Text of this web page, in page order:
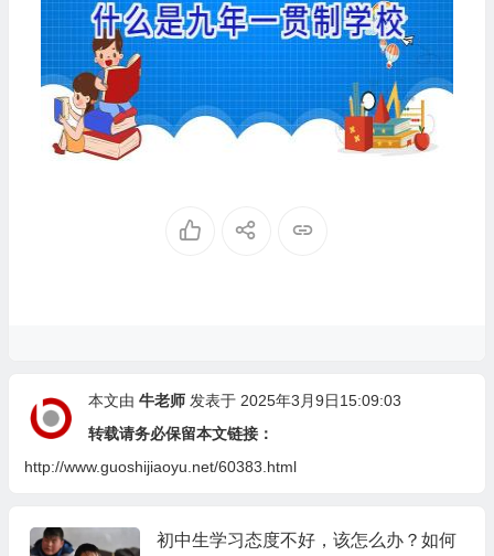
本文由 牛老师发表于 2025年3月9日15:09:03
转载请务必保留本文链接：
http://www.guoshijiaoyu.net/60383.html
初中生学习态度不好，该怎么办？如何